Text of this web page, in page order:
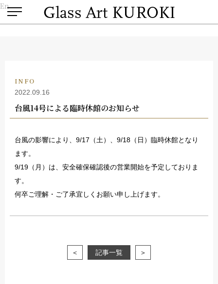
En
INFO
2022.09.16
台風14号による臨時休館のお知らせ
台風の影響により、9/17（土）、9/18（日）臨時休館となり
ます。
9/19（月）は、安全確保確認後の営業開始を予定しておりま
す。
何卒ご理解・ご了承宜しくお願い申し上げます。
＜ 記事一覧 ＞